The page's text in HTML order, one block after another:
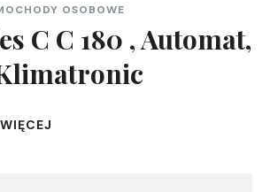
OSOBOWE
C C 180 , Automat,